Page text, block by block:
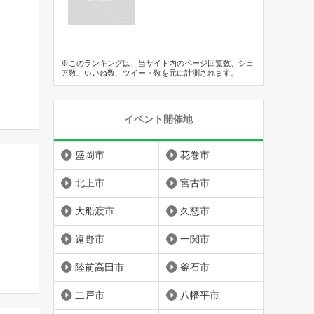
※このランキングは、当サイト内のページ回覧数、シェ
ア数、いいね数、ツイート数を元に計測されます。
イベント開催地
盛岡市 花巻市
北上市 宮古市
大船渡市 久慈市
遠野市 一関市
陸前高田市 釜石市
二戸市 八幡平市